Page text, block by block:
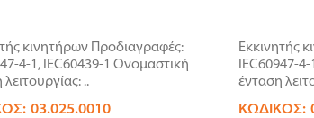
κινητήρων Προδιαγραφές:
4-1, IEC60439-1 Ονομαστική
..
03.025.0010
Εκκινητής
IEC60947-
ένταση
ΚΩΔΙΚΌΣ: